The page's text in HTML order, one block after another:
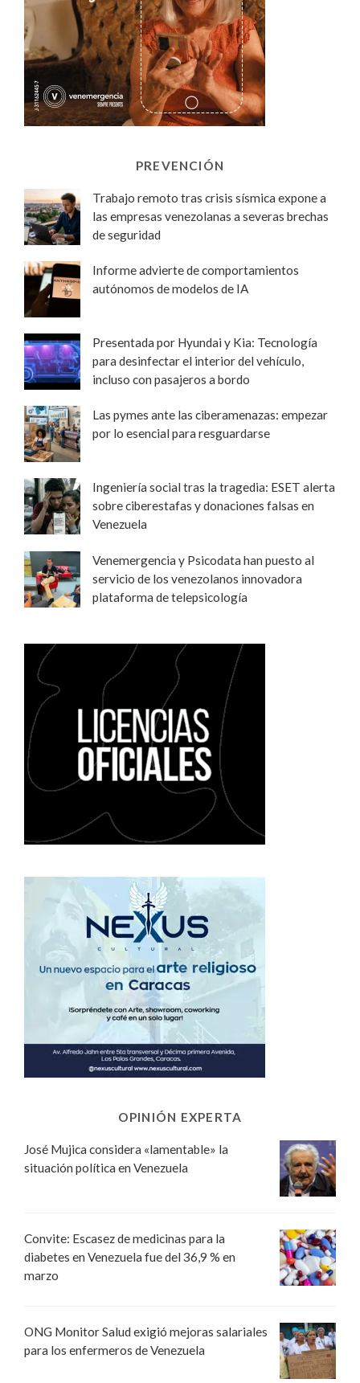
PREVENCIÓN
Trabajo remoto tras crisis sísmica expone a
las empresas venezolanas a severas brechas
de seguridad
Informe advierte de comportamientos
autónomos de modelos de IA
Presentada por Hyundai y Kia: Tecnología
para desinfectar el interior del vehículo,
incluso con pasajeros a bordo
Las pymes ante las ciberamenazas: empezar
por lo esencial para resguardarse
Ingeniería social tras la tragedia: ESET alerta
sobre ciberestafas y donaciones falsas en
Venezuela
Venemergencia y Psicodata han puesto al
servicio de los venezolanos innovadora
plataforma de telepsicología
OPINIÓN EXPERTA
José Mujica considera «lamentable» la
situación política en Venezuela
Convite: Escasez de medicinas para la
diabetes en Venezuela fue del 36,9 % en
marzo
ONG Monitor Salud exigió mejoras salariales
para los enfermeros de Venezuela